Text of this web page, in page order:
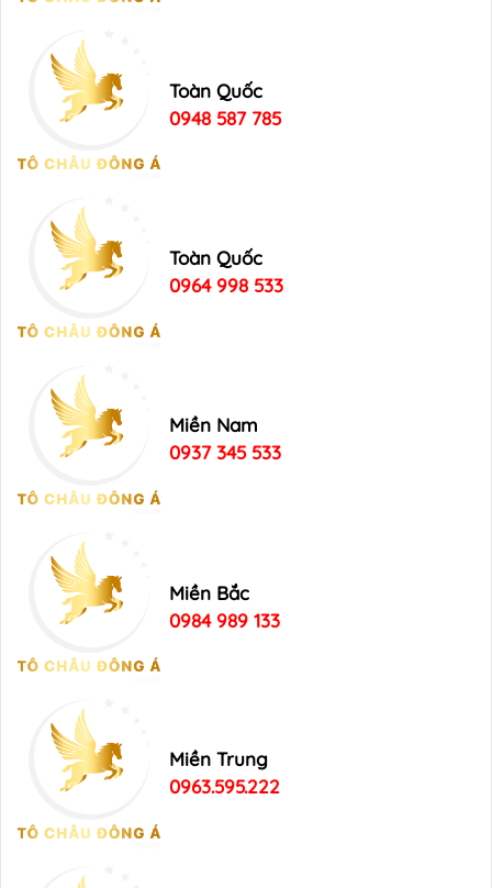
Toàn Quốc
0948 587 785
Toàn Quốc
0964 998 533
Miền Nam
0937 345 533
Miền Bắc
0984 989 133
Miền Trung
0963.595.222